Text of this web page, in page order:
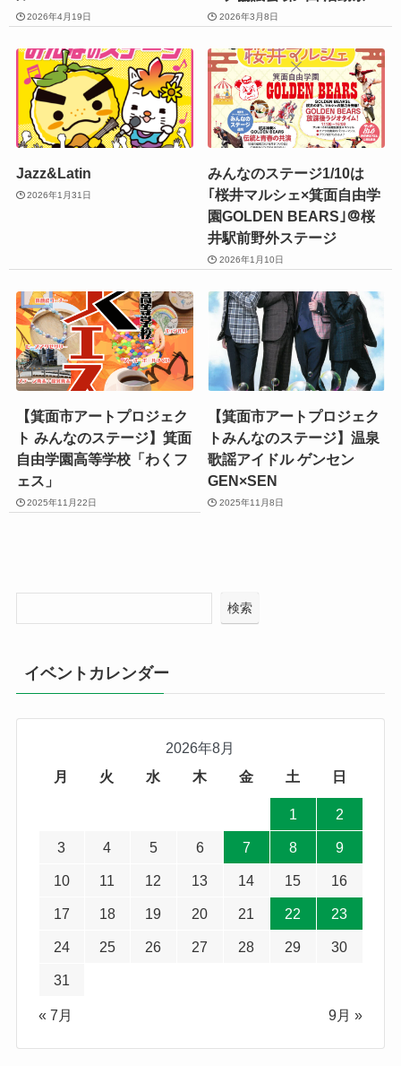
2026年4月19日 2026年3月8日
Jazz&Latin
2026年1月31日
みんなのステージ1/10は
｢桜井マルシェ×箕面自由学
園GOLDEN BEARS｣＠桜
井駅前野外ステージ
2026年1月10日
【箕面市アートプロジェク
ト みんなのステージ】箕面
自由学園高等学校「わくフ
ェス」
2025年11月22日
【箕面市アートプロジェク
トみんなのステージ】温泉
歌謡アイドル ゲンセン
GEN×SEN
2025年11月8日
検索
イベントカレンダー
2026年8月
月
火 水 木 金 土 日
1 2
3 4 5 6 7 8 9
10 11 12 13 14 15 16
17 18 19 20 21 22 23
24 25 26 27 28 29 30
31
« 7月 9月 »